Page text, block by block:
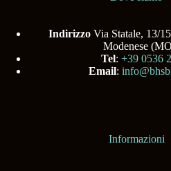
Indirizzo Via Statale, 13/
Modenese
Tel:+39 0536
Email:
Informazioni